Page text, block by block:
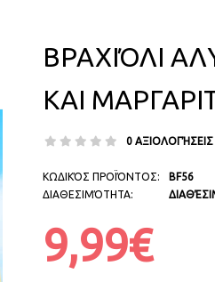
ΒΡΑΧΙΌΛΙ
ΚΑΙ
0 ΑΞΙΟΛΟΓΉΣΕΙΣ
ΚΩΔΙΚΌΣ ΠΡΟΪΌΝΤΟΣ:
ΔΙΑΘΕΣΙΜΌΤΗΤΑ:
BF56
9,99€